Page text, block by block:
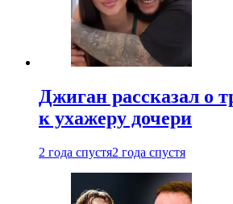
Джиган рассказал о
к ухажеру дочери
2 года спустя2 года спустя